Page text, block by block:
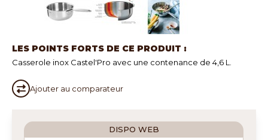
LES POINTS FORTS DE CE PRODUIT :
Casserole inox Castel'Pro avec une contenance de 4,6 L.
Ajouter au comparateur
DISPO WEB